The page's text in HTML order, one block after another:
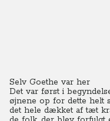
Selv Goethe var her
Det var først i
øjnene op for dette helt
det hele dækket af tæt